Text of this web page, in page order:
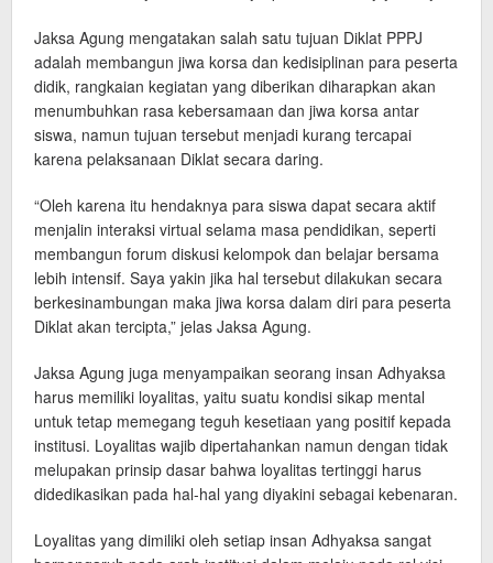
Jaksa Agung mengatakan salah satu tujuan Diklat PPPJ
adalah membangun jiwa korsa dan kedisiplinan para peserta
didik, rangkaian kegiatan yang diberikan diharapkan akan
menumbuhkan rasa kebersamaan dan jiwa korsa antar
siswa, namun tujuan tersebut menjadi kurang tercapai
karena pelaksanaan Diklat secara daring.
“Oleh karena itu hendaknya para siswa dapat secara aktif
menjalin interaksi virtual selama masa pendidikan, seperti
membangun forum diskusi kelompok dan belajar bersama
lebih intensif. Saya yakin jika hal tersebut dilakukan secara
berkesinambungan maka jiwa korsa dalam diri para peserta
Diklat akan tercipta,” jelas Jaksa Agung.
Jaksa Agung juga menyampaikan seorang insan Adhyaksa
harus memiliki loyalitas, yaitu suatu kondisi sikap mental
untuk tetap memegang teguh kesetiaan yang positif kepada
institusi. Loyalitas wajib dipertahankan namun dengan tidak
melupakan prinsip dasar bahwa loyalitas tertinggi harus
didedikasikan pada hal-hal yang diyakini sebagai kebenaran.
Loyalitas yang dimiliki oleh setiap insan Adhyaksa sangat